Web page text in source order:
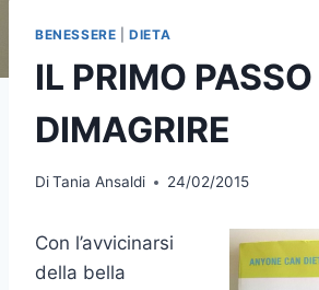
BENESSERE |DIETA
IL PRIMO PASSO
DIMAGRIRE
DiTania Ansaldi 24/02/2015
Con l’avvicinarsi
della bella